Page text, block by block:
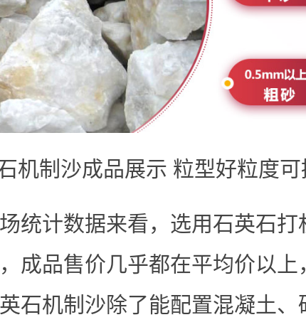
机制沙成品展示 粒型好粒度
统计数据来看，选用石英石打
成品售价几乎都在平均价以上
石机制沙除了能配置混凝土、